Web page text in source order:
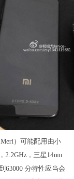
）可能配用由小
2.2GHz，三星14nm
63000 分特性应当会